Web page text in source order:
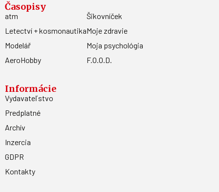
Časopisy
atm
Letectví + kosmonautika
Modelář
AeroHobby
Šikovníček
Moje zdravie
Moja psychológia
F.O.O.D.
Informácie
Vydavateľstvo
Predplatné
Archív
Inzercia
GDPR
Kontakty